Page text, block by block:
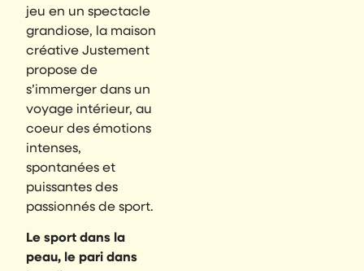
jeu en un spectacle
grandiose, la maison
créative Justement
propose de
s’immerger dans un
voyage intérieur, au
coeur des émotions
intenses,
spontanées et
puissantes des
passionnés de sport.
Le sport dans la
peau, le pari dans